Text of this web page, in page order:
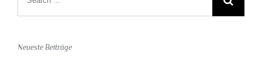
Neueste Beiträge